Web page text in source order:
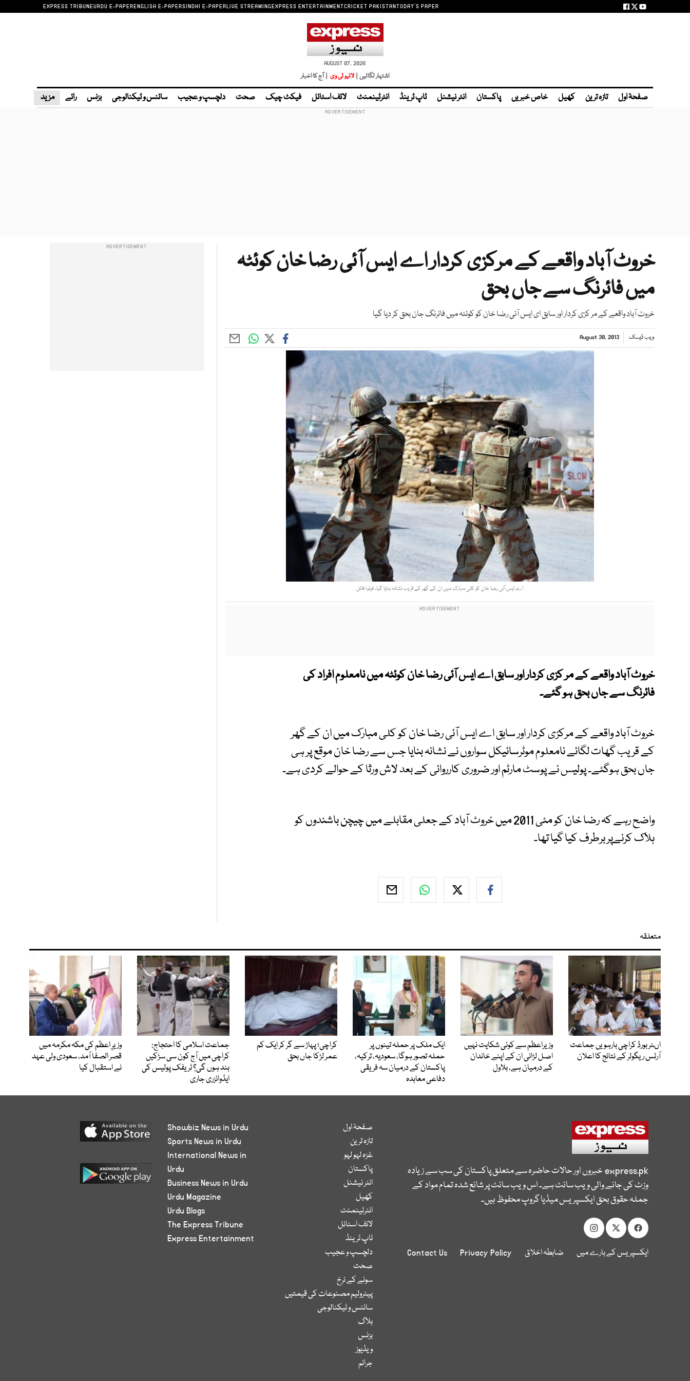
EXPRESS TRIBUNEURDU E-PAPERENGLISH E-PAPERSINDHI E-PAPERLIVE STREAMINGEXPRESS ENTERTAINMENTCRICKET PAKISTANTODAY'S PAPER
AUGUST 07, 2026
اشتہار لگائیں | لائیو ٹی وی | آج کا اخبار
صفحۂ اول تازہ ترین کھیل خاص خبریں پاکستان انٹر نیشنل ٹاپ ٹرینڈ انٹرٹینمنٹ لائف اسٹائل فیکٹ چیک صحت دلچسپ و عجیب سائنس و ٹیکنالوجی بزنس رائے مزید
خروٹ آباد واقعے کے مرکزی کردار اے ایس آئی رضا خان کوئٹہ
میں فائرنگ سے جاں بحق
خروٹ آباد واقعے کے مر کزی کردار اور سابق ای ایس آئی رضا خان کو کوئٹہ میں فائرنگ جان بحق کر دیا گیا
ویب ڈیسک August 30, 2013
اے ایس آئی رضا خان کو کلی مبارک میں ان کے گھر کے قریب نشانہ بنایا گیا۔ فوٹو؛ فائل
خروٹ آباد واقعے کے مر کزی کردار اور سابق اے ایس آئی رضا خان کوئٹہ میں نامعلوم افراد کی
فائرنگ سے جاں بحق ہو گئے۔
خروٹ آباد واقعے کے مرکزی کردار اور سابق اے ایس آئی رضا خان کو کلی مبارک میں ان کے گھر
کے قریب گھات لگائے نامعلوم موٹرسائیکل سواروں نے نشانہ بنایا جس سے رضا خان موقع پر ہی
جاں بحق ہوگئے۔ پولیس نے پوسٹ مارٹم اور ضروری کارروائی کے بعد لاش ورثا کے حوالے کردی ہے۔
واضح رہے کہ رضا خان کو مئی 2011 میں خروٹ آباد کے جعلی مقابلے میں چیچن باشندوں کو
ہلاک کرنےپر برطرف کیا گیا تھا۔
متعلقہ
اںٹر بورڈ کراچی بارہویں جماعت
آرٹس ریگولر کے نتائج کا اعلان
وزیراعظم سے کوئی شکایت نہیں
اصل لڑائی ان کے اپنے خاندان
کے درمیان ہے، بلاول
ایک ملک پر حملہ تینوں پر
حملہ تصور ہوگا، سعودیہ، ترکیہ،
پاکستان کے درمیان سہ فریقی
دفاعی معاہدہ
کراچی؛ پہاڑ سے گر کر ایک کم
عمر لڑکا جاں بحق
جماعت اسلامی کا احتجاج:
کراچی میں آج کون سی سڑکیں
بند ہوں گی؟ ٹریفک پولیس کی
ایڈوائزری جاری
وزیرِ اعظم کی مکہ مکرمہ میں
قصر الصفا آمد، سعودی ولی عہد
نے استقبال کیا
express.pkخبروں اور حالات حاضرہ سے متعلق پاکستان کی سب سے زیادہ
وزٹ کی جانے والی ویب سائٹ ہے۔ اس ویب سائٹ پر شائع شدہ تمام مواد کے
جملہ حقوق بحق ایکسپریس میڈیا گروپ محفوظ ہیں۔
ایکسپریس کے بارے میں ضابطہ اخلاق Privacy Policy
Contact Us
صفحۂ اول
تازہ ترین
غزہ لہو لہو
پاکستان
انٹر نیشنل
کھیل
انٹرٹینمنٹ
لائف اسٹائل
ٹاپ ٹرینڈ
دلچسپ و عجیب
صحت
سونے کے نرخ
پیٹرولیم مصنوعات کی قیمتیں
سائنس و ٹیکنالوجی
بلاگ
بزنس
ویڈیوز
جرائم
Showbiz News in Urdu
Sports News in Urdu
International News in
Urdu
Business News in Urdu
Urdu Magazine
Urdu Blogs
The Express Tribune
Express Entertainment